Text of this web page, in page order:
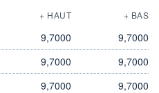
+ HAUT + BAS
9,7000
9,7000
9,7000
9,7000
9,7000
9,7000